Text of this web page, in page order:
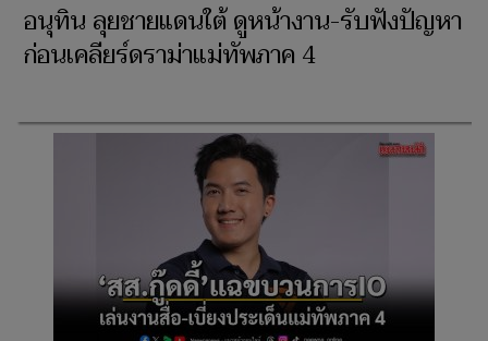
อนุทิน ลุยชายแดนใต้ ดูหน้างาน-รับฟังปัญหา
ก่อนเคลียร์ดราม่าแม่ทัพภาค 4